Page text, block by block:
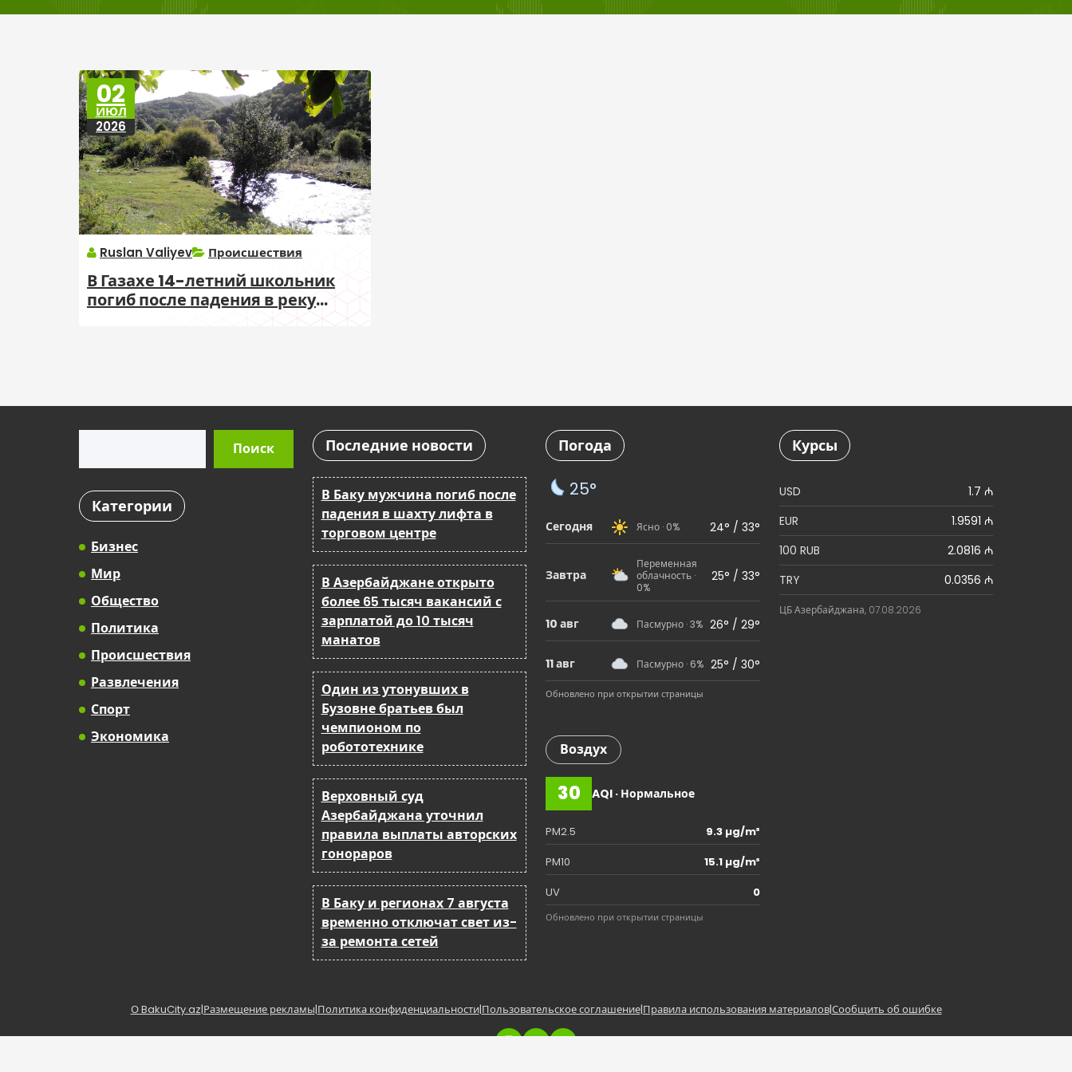
02
ИЮЛ
2026
Ruslan Valiyev Происшествия
В Газахе 14-летний школьник
погиб после падения в реку
Поиск
Категории
Бизнес
Мир
Общество
Политика
Происшествия
Развлечения
Спорт
Экономика
Последние новости
В Баку мужчина погиб после
падения в шахту лифта в
торговом центре
В Азербайджане открыто
более 65 тысяч вакансий с
зарплатой до 10 тысяч
манатов
Один из утонувших в
Бузовне братьев был
чемпионом по
робототехнике
Верховный суд
Азербайджана уточнил
правила выплаты авторских
гонораров
В Баку и регионах 7 августа
временно отключат свет из-
за ремонта сетей
Погода
25°
Сегодня Ясно · 0% 24° / 33°
Завтра
Переменная
облачность ·
0%
25° / 33°
10 авг Пасмурно · 3% 26° / 29°
11 авг Пасмурно · 6% 25° / 30°
Обновлено при открытии страницы
Воздух
30 AQI · Нормальное
PM2.5
9.3 µg/m³
PM10
15.1 µg/m³
UV
0
Обновлено при открытии страницы
Курсы
USD
1.7 ₼
EUR
1.9591 ₼
100 RUB
2.0816 ₼
TRY
0.0356 ₼
ЦБ Азербайджана, 07.08.2026
О BakuCity.az|Размещение рекламы|Политика конфиденциальности|Пользовательское соглашение|Правила использования материалов|Сообщить об ошибке